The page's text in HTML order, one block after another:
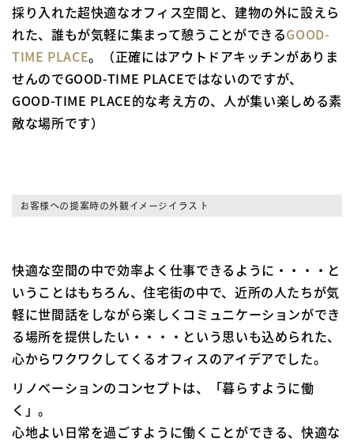
採り入れた超快適なオフィス空間と、建物の外に設えら
れた、誰もが気軽に集まって憩うことができるGOOD-
TIME PLACE。（正確にはアウトドアキッチンがありま
せんのでGOOD-TIME PLACEではないのですが、
GOOD-TIME PLACE的な考え方の、人が集い楽しめる素
敵な場所です）
お客様への提案時の外観イメージイラスト
快適な空間の中で効率よく仕事できるように・・・・と
いうことはもちろん、住宅街の中で、近所の人たちが気
軽に世間話をしながら楽しくコミュニケーションができ
る場所を提供したい・・・・という思いも込められた、
心からワクワクしてくるオフィスのアイデアでした。
リノベーションのコンセプトは、「暮らすように働
く」。
心地よい日常を過ごすように働くことができる、快適な